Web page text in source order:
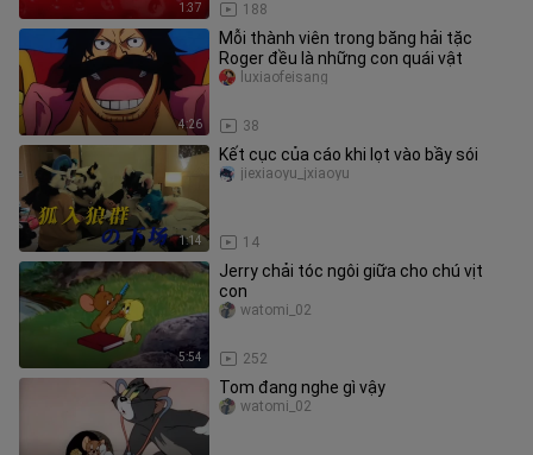
1:37 188
4:26
Mỗi thành viên trong băng hải tặc
Roger đều là những con quái vật
38
luxiaofeisang
1:14
Kết cục của cáo khi lọt vào bầy sói
14
jiexiaoyu_jxiaoyu
5:54
Jerry chải tóc ngôi giữa cho chú vịt
con
252
watomi_02
Tom đang nghe gì vậy
watomi_02